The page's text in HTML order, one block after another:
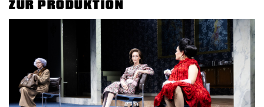
ZUR PRODUKTION